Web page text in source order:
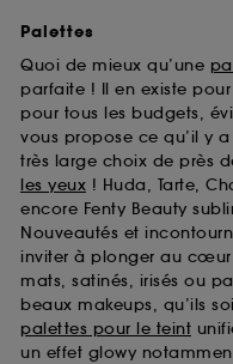
Palettes
Quoi de mieux qu’une
parfaite ! Il en existe
pour tous les budgets,
vous propose ce qu’il y
très large choix de près
les yeux ! Huda, Tarte,
encore Fenty Beauty
Nouveautés et
inviter à plonger au
mats, satinés, irisés ou
beaux makeups, qu’ils
palettes pour le teint
un effet glowy